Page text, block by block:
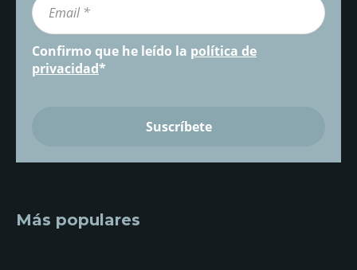
Confirmo que he leído la política de
privacidad*
Más populares